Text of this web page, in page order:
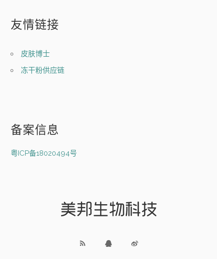
友情链接
皮肤博士
冻干粉供应链
备案信息
粤ICP备18020494号